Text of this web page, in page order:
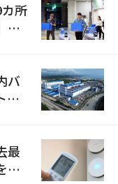
所
の
バ
ン
最
点